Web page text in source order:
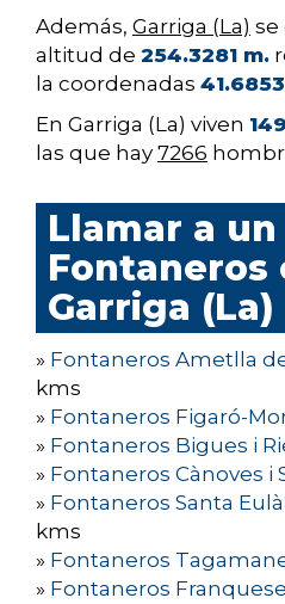
Además, Garriga (La) se
altitud de 254.3281 m.
la coordenadas
En Garriga (La) viven
las que hay 7266
Llamar a un
Fontaneros
Garriga (La)
» Fontaneros Ametlla
kms
» Fontaneros Figaró-
» Fontaneros Bigues i
» Fontaneros Cànoves i
» Fontaneros Santa
kms
» Fontaneros
» Fontaneros